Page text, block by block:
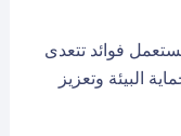
فوائد تتعدى
البيئة وتعزيز